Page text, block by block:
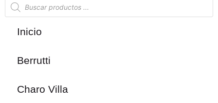
Inicio
Berrutti
Charo Villa